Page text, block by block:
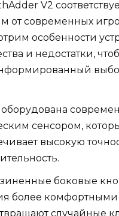
V2
от современных
особенности
и недостатки,
сенсором,
высокую
боковые
более комфортными
случайные